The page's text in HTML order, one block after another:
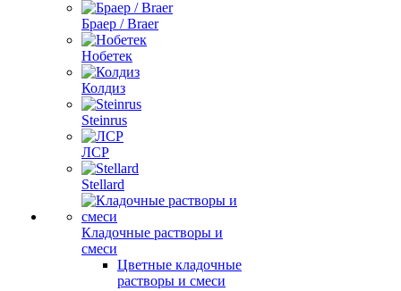
Браер / Braer
Нобетек
Колдиз
Steinrus
ЛСР
Stellard
Кладочные растворы и
смеси
Цветные кладочные
растворы и смеси